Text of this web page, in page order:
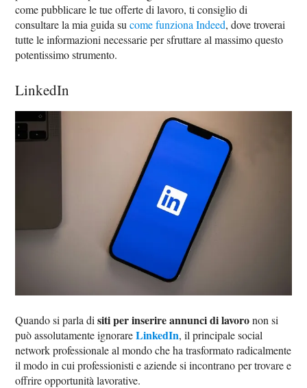
come pubblicare le tue offerte di lavoro, ti consiglio di
consultare la mia guida sucome funziona Indeed, dove troverai
tutte le informazioni necessarie per sfruttare al massimo questo
potentissimo strumento.
LinkedIn
Quando si parla disiti per inserire annunci di lavoronon si
può assolutamente ignorareLinkedIn, il principale social
network professionale al mondo che ha trasformato radicalmente
il modo in cui professionisti e aziende si incontrano per trovare e
offrire opportunità lavorative.